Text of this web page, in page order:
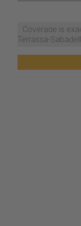
Coverage is
Terrassa-